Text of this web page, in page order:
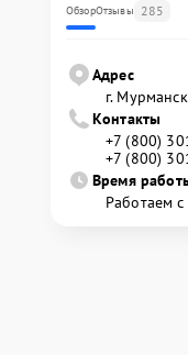
ОбзорОтзывы 285
Адрес
г.
Контакты
+7 (800)
+7 (800)
Время
Работаем